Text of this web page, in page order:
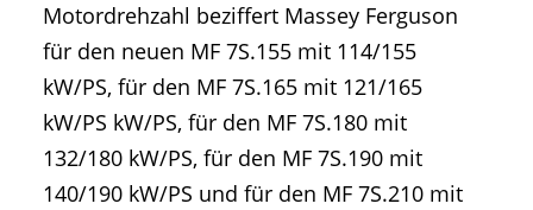
Motordrehzahl beziffert Massey Ferguson
für den neuen MF 7S.155 mit 114/155
kW/PS, für den MF 7S.165 mit 121/165
kW/PS kW/PS, für den MF 7S.180 mit
132/180 kW/PS, für den MF 7S.190 mit
140/190 kW/PS und für den MF 7S.210 mit